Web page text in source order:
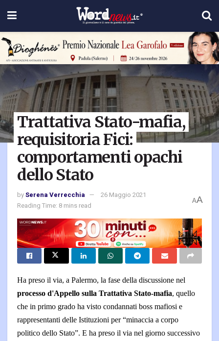
Trattativa Stato-mafia,
requisitoria Fici:
comportamenti opachi
dello Stato
bySerena Verrecchia
26 Maggio 2021
Reading Time: 8 mins read
AA
Ha preso il via, a Palermo, la fase della discussione nel
processo d'Appello sulla Trattativa Stato-mafia, quello
che in primo grado ha visto condannati boss mafiosi e
rappresentanti delle Istituzioni per “minaccia a corpo
politico dello Stato”. E ha preso il via nel giorno successivo